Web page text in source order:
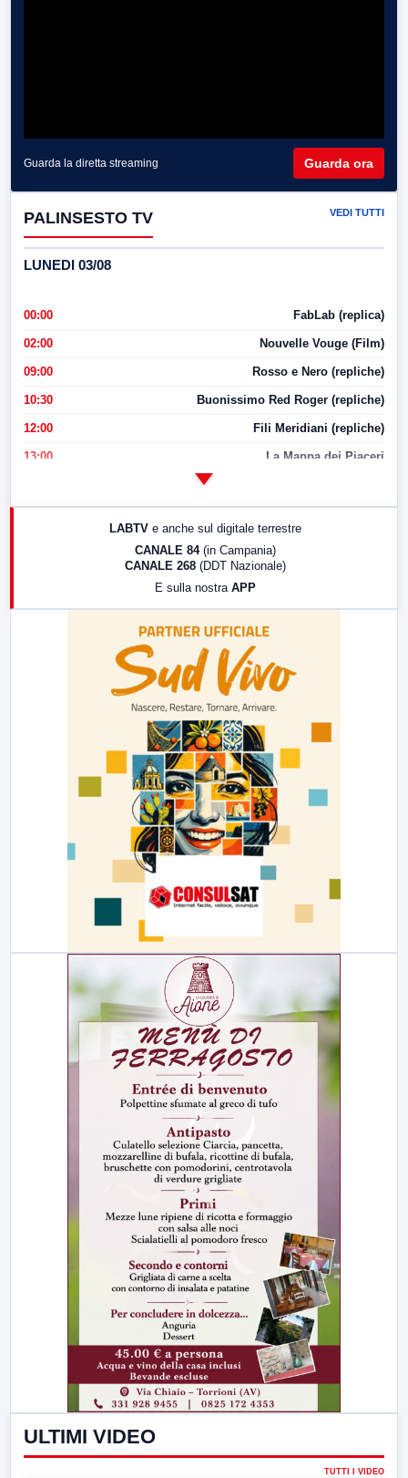
Guarda la diretta streaming Guarda ora
PALINSESTO TV VEDI TUTTI
LUNEDI 03/08
00:00 FabLab (replica)
02:00 Nouvelle Vouge (Film)
09:00 Rosso e Nero (repliche)
10:30 Buonissimo Red Roger (repliche)
12:00 Fili Meridiani (repliche)
13:00 La Mappa dei Piaceri
17:00 LabNews (replica)
LABTV e anche sul digitale terrestre
CANALE 84 (in Campania)
CANALE 268 (DDT Nazionale)
E sulla nostra APP
ULTIMI VIDEO
TUTTI I VIDEO